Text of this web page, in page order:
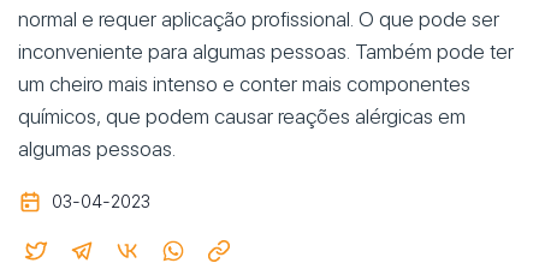
normal e requer aplicação profissional. O que pode ser
inconveniente para algumas pessoas. Também pode ter
um cheiro mais intenso e conter mais componentes
químicos, que podem causar reações alérgicas em
algumas pessoas.
03-04-2023